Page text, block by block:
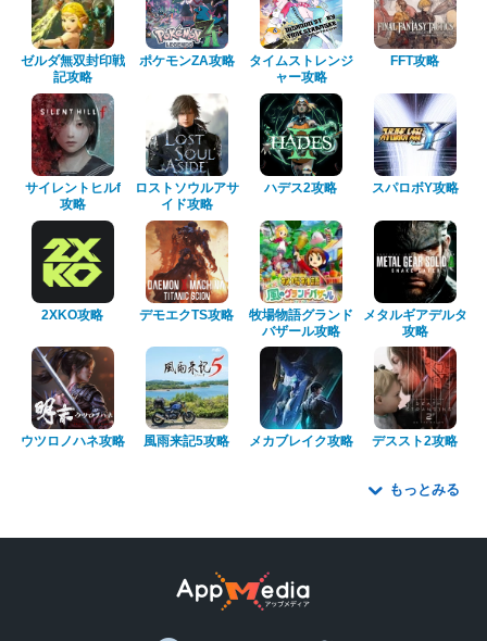
ゼルダ無双封印戦
記攻略
ポケモンZA攻略
タイムストレンジ
ャー攻略
FFT攻略
サイレントヒルf
攻略
ロストソウルアサ
イド攻略
ハデス2攻略 スパロボY攻略
2XKO攻略 デモエクTS攻略
牧場物語グランド
バザール攻略
メタルギアデルタ
攻略
ウツロノハネ攻略 風雨来記5攻略 メカブレイク攻略 デススト2攻略
もっとみる